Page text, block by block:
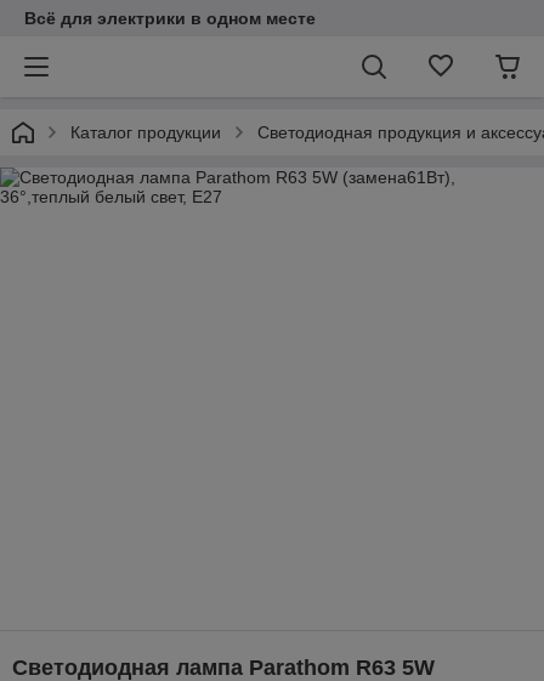
Всё для электрики в одном месте
Каталог продукции Светодиодная продукция и
Cветодиодная лампа Parathom R63 5W